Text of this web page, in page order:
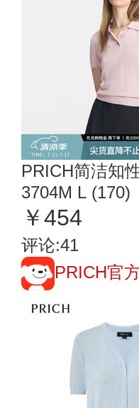
PRICH简洁知
3704M L (170)
￥454
评论:41
PRICH官